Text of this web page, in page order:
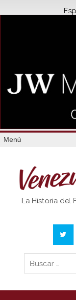
Menú
La Historia del